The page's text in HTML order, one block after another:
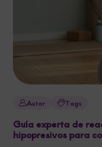
Autor Tags
Guía experta de
hipopresivos para